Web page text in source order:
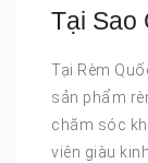
Tại Sao
Tại Rèm
sản phẩm
chăm sóc
viên giàu